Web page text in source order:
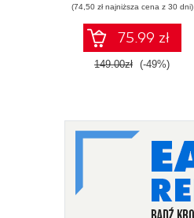
(74,50 zł najniższa cena z 30 dni)
75.99 zł
149.00zł (-49%)